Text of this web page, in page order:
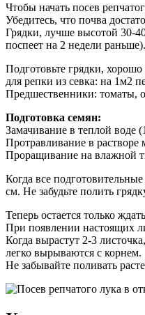
Чтобы начать посев
Убедитесь, что почва
Грядки, лучше высотой 30-
поспеет на 2 недели раньше).
Подготовьте грядки,
для репки из севка: на 1м2
Предшественники: томаты,
Подготовка семян:
Замачивание в теплой воде
Протравливание в
Проращивание на влажной
Когда все
см. Не забудьте полить
Теперь остается только
При появлении настоящих
Когда вырастут 2-3
легко вырываются с корнем.
Не забывайте поливать